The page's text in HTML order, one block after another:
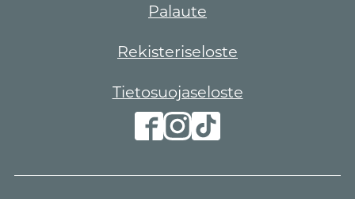
Palaute
Rekisteriseloste
Tietosuojaseloste